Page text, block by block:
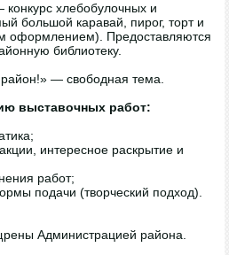
хлебобулочных и
большой каравай, пирог, торт и
оформлением). Предоставляются
библиотеку.
— свободная тема.
выставочных работ:
интересное раскрытие и
работ;
подачи (творческий подход).
Администрацией района.